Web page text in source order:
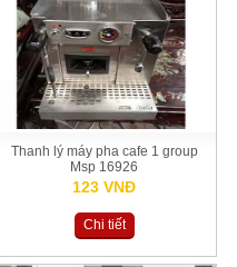
Thanh lý máy pha cafe 1 group
Msp 16926
123 VNĐ
Chi tiết